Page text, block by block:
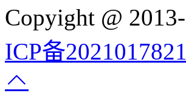
Copyight @
ICP备